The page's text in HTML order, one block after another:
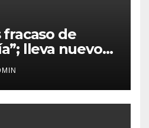
fracaso de
lleva nuevo
la interserrana